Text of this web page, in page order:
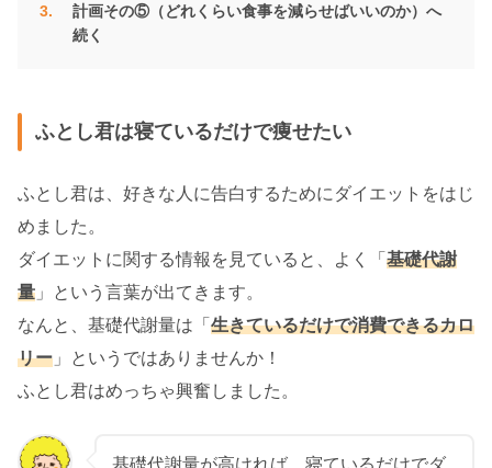
計画その⑤（どれくらい食事を減らせばいいのか）へ
続く
ふとし君は寝ているだけで痩せたい
ふとし君は、好きな人に告白するためにダイエットをはじ
めました。
ダイエットに関する情報を見ていると、よく「 基礎代謝
量 」という言葉が出てきます。
なんと、基礎代謝量は「 生きているだけで消費できるカロ
リー 」というではありませんか！
ふとし君はめっちゃ興奮しました。
基礎代謝量が高ければ、寝ているだけでダ